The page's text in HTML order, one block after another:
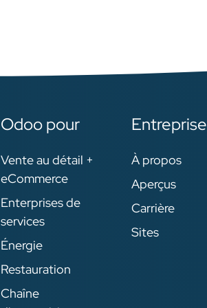
Odoo pour
Vente au détail +
eCommerce
Enterprises de
services
Énergie
Restauration
Chaîne
Entreprise
À propos
Aperçus
Carrière
Sites